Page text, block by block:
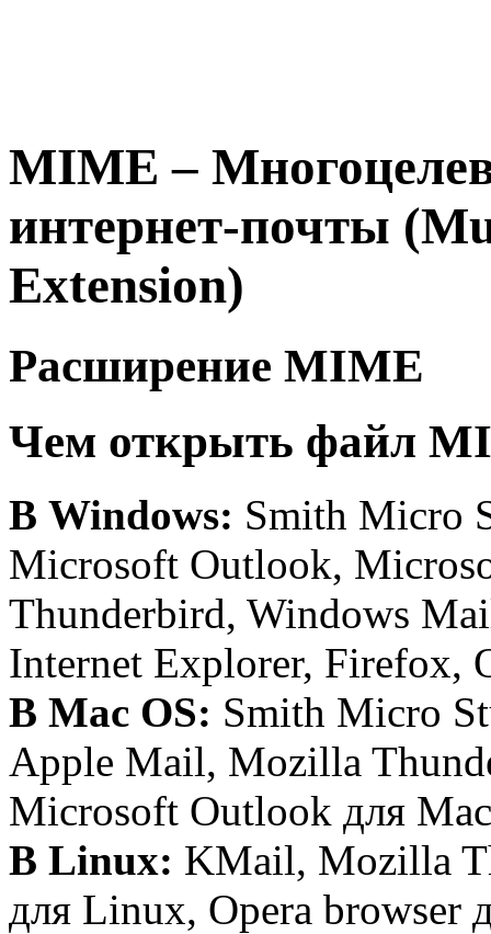
MIME –
интернет-почты
Extension)
Расширение MIME
Чем открыть файл
В Windows: Smith Micro
Microsoft Outlook,
Thunderbird, Windows
Internet Explorer, Firefox,
В Mac OS: Smith Micro
Apple Mail, Mozilla
Microsoft Outlook для
В Linux: KMail, Mozilla
для Linux, Opera browser